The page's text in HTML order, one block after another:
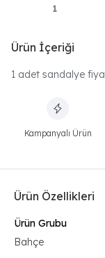
Ürün İçeriği
1 adet sandalye
Kampanyalı Ürün
Ürün Özellikleri
Ürün Grubu
Bahçe